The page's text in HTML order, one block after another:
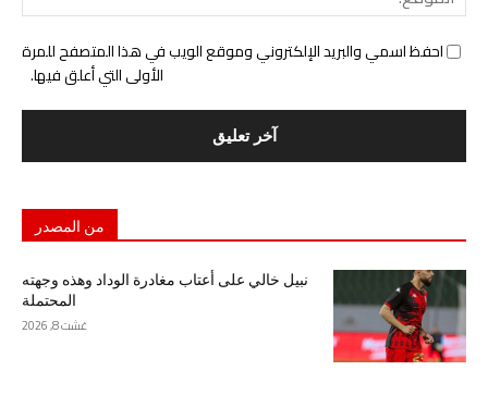
احفظ اسمي والبريد الإلكتروني وموقع الويب في هذا المتصفح للمرة
الأولى التي أعلق فيها.
من المصدر
نبيل خالي على أعتاب مغادرة الوداد وهذه وجهته
المحتملة
غشت 8, 2026